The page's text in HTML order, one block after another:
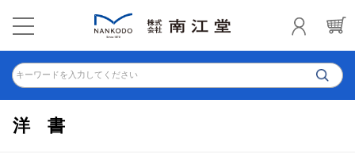
キーワードを入力してください
洋書